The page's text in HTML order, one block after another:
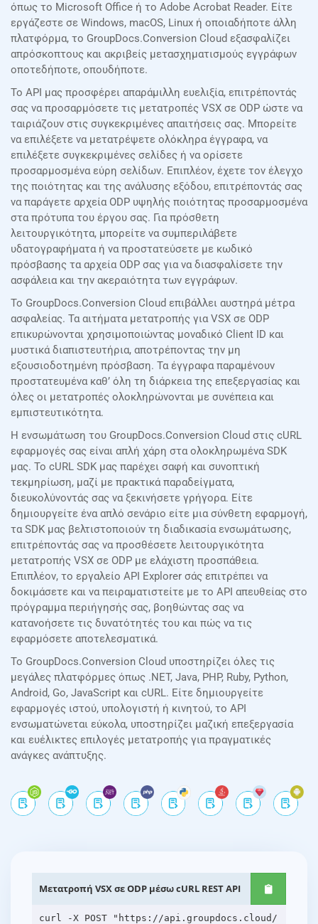
όπως το Microsoft Office ή το Adobe Acrobat Reader. Είτε
εργάζεστε σε Windows, macOS, Linux ή οποιαδήποτε άλλη
πλατφόρμα, το GroupDocs.Conversion Cloud εξασφαλίζει
απρόσκοπτους και ακριβείς μετασχηματισμούς εγγράφων
οποτεδήποτε, οπουδήποτε.
Το API μας προσφέρει απαράμιλλη ευελιξία, επιτρέποντάς
σας να προσαρμόσετε τις μετατροπές VSX σε ODP ώστε να
ταιριάζουν στις συγκεκριμένες απαιτήσεις σας. Μπορείτε
να επιλέξετε να μετατρέψετε ολόκληρα έγγραφα, να
επιλέξετε συγκεκριμένες σελίδες ή να ορίσετε
προσαρμοσμένα εύρη σελίδων. Επιπλέον, έχετε τον έλεγχο
της ποιότητας και της ανάλυσης εξόδου, επιτρέποντάς σας
να παράγετε αρχεία ODP υψηλής ποιότητας προσαρμοσμένα
στα πρότυπα του έργου σας. Για πρόσθετη
λειτουργικότητα, μπορείτε να συμπεριλάβετε
υδατογραφήματα ή να προστατεύσετε με κωδικό
πρόσβασης τα αρχεία ODP σας για να διασφαλίσετε την
ασφάλεια και την ακεραιότητα των εγγράφων.
Το GroupDocs.Conversion Cloud επιβάλλει αυστηρά μέτρα
ασφαλείας. Τα αιτήματα μετατροπής για VSX σε ODP
επικυρώνονται χρησιμοποιώντας μοναδικό Client ID και
μυστικά διαπιστευτήρια, αποτρέποντας την μη
εξουσιοδοτημένη πρόσβαση. Τα έγγραφα παραμένουν
προστατευμένα καθ’ όλη τη διάρκεια της επεξεργασίας και
όλες οι μετατροπές ολοκληρώνονται με συνέπεια και
εμπιστευτικότητα.
Η ενσωμάτωση του GroupDocs.Conversion Cloud στις cURL
εφαρμογές σας είναι απλή χάρη στα ολοκληρωμένα SDK
μας. Το cURL SDK μας παρέχει σαφή και συνοπτική
τεκμηρίωση, μαζί με πρακτικά παραδείγματα,
διευκολύνοντάς σας να ξεκινήσετε γρήγορα. Είτε
δημιουργείτε ένα απλό σενάριο είτε μια σύνθετη εφαρμογή,
τα SDK μας βελτιστοποιούν τη διαδικασία ενσωμάτωσης,
επιτρέποντάς σας να προσθέσετε λειτουργικότητα
μετατροπής VSX σε ODP με ελάχιστη προσπάθεια.
Επιπλέον, το εργαλείο API Explorer σάς επιτρέπει να
δοκιμάσετε και να πειραματιστείτε με το API απευθείας στο
πρόγραμμα περιήγησής σας, βοηθώντας σας να
κατανοήσετε τις δυνατότητές του και πώς να τις
εφαρμόσετε αποτελεσματικά.
Το GroupDocs.Conversion Cloud υποστηρίζει όλες τις
μεγάλες πλατφόρμες όπως .NET, Java, PHP, Ruby, Python,
Android, Go, JavaScript και cURL. Είτε δημιουργείτε
εφαρμογές ιστού, υπολογιστή ή κινητού, το API
ενσωματώνεται εύκολα, υποστηρίζει μαζική επεξεργασία
και ευέλικτες επιλογές μετατροπής για πραγματικές
ανάγκες ανάπτυξης.
Μετατροπή VSX σε ODP μέσω cURL REST API
curl -X POST "https://api.groupdocs.cloud/